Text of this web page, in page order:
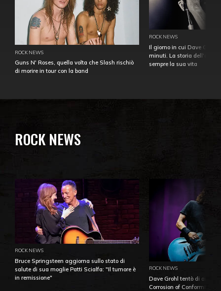
ROCK NEWS
Guns N' Roses, quella volta che Slash rischiò
di morire in tour con la band
ROCK NEWS
Il giorno in cui Dave
minuti. La storia
sempre la sua vita
ROCK NEWS
ROCK NEWS
Bruce Springsteen aggiorna sullo stato di
salute di sua moglie Patti Scialfa: "Il tumore è
in remissione"
ROCK NEWS
Dave Grohl tentò di
Corrosion of Conformity